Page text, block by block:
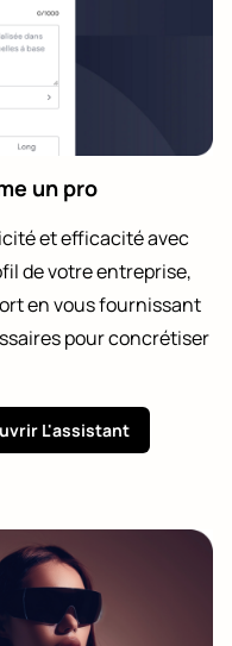
un pro
et efficacité avec
de votre entreprise,
en vous fournissant
pour concrétiser
L'assistant